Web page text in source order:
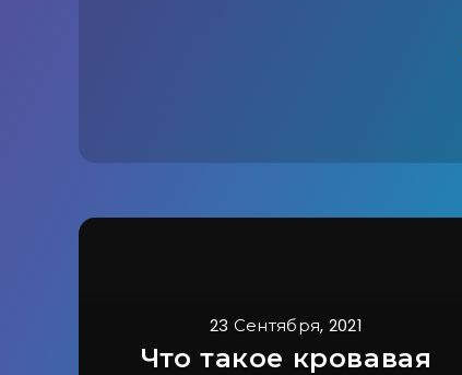
23 Сентября, 2021
Что такое кровавая